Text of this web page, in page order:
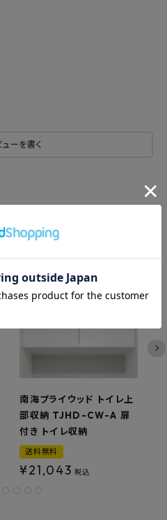
ューを書く
商品
南海プライウッド トイレ上
部収納 TJHD-CW-A 扉
付き トイレ収納
送料無料
¥21,043 税込